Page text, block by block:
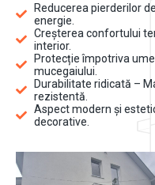
Reducerea pierderilor
energie.
Creșterea confortului
interior.
Protecție împotriva
mucegaiului.
Durabilitate ridicată –
rezistentă.
Aspect modern și
decorative.